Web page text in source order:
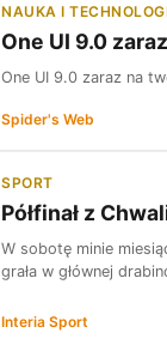
NAUKA I
One UI 9.0
One UI 9.0 zaraz na
Spider's Web
SPORT
Półfinał z
W sobotę minie
grała w głównej
Interia Sport